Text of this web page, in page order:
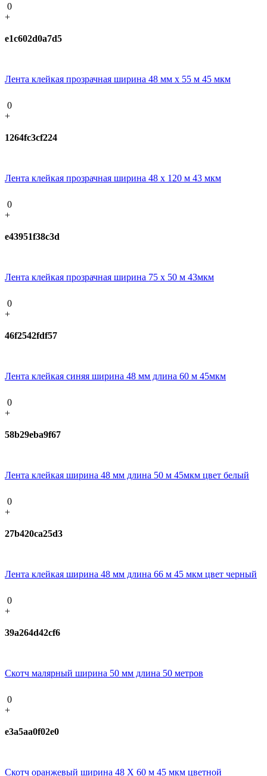
0
+
e1c602d0a7d5
Лента клейкая прозрачная ширина 48 мм х 55 м 45 мкм
0
+
1264fc3cf224
Лента клейкая прозрачная ширина 48 х 120 м 43 мкм
0
+
e43951f38c3d
Лента клейкая прозрачная ширина 75 х 50 м 43мкм
0
+
46f2542fdf57
Лента клейкая синяя ширина 48 мм длина 60 м 45мкм
0
+
58b29eba9f67
Лента клейкая ширина 48 мм длина 50 м 45мкм цвет белый
0
+
27b420ca25d3
Лента клейкая ширина 48 мм длина 66 м 45 мкм цвет черный
0
+
39a264d42cf6
Скотч малярный ширина 50 мм длина 50 метров
0
+
e3a5aa0f02e0
Скотч оранжевый ширина 48 Х 60 м 45 мкм цветной